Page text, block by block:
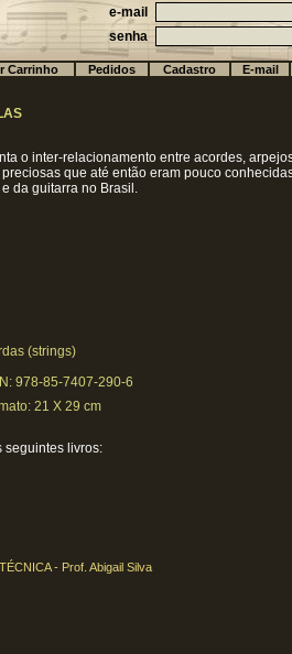
e-mail
senha
Carrinho Pedidos Cadastro E-mail
o inter-relacionamento entre acordes,
que até então eram pouco
da guitarra no Brasil.
(strings)
978-85-7407-290-6
21 X 29 cm
seguintes livros:
- Prof. Abigail Silva